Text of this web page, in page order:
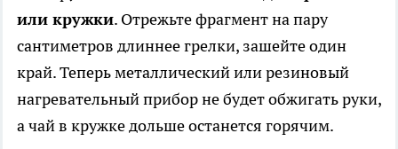
или кружки. Отрежьте фрагмент на пару
сантиметров длиннее грелки, зашейте один
край. Теперь металлический или резиновый
нагревательный прибор не будет обжигать руки,
а чай в кружке дольше останется горячим.